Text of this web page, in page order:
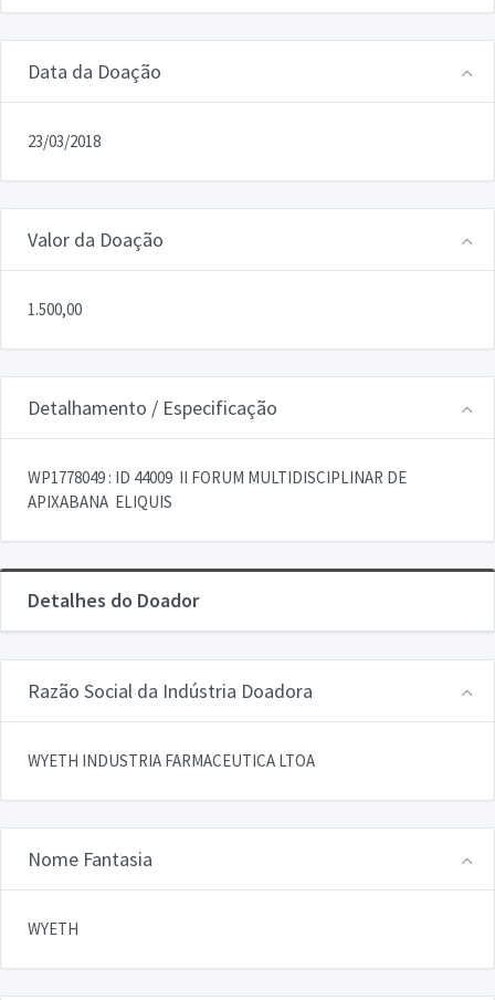
Data da Doação
23/03/2018
Valor da Doação
1.500,00
Detalhamento / Especificação
WP1778049 : ID 44009  II FORUM MULTIDISCIPLINAR DE
APIXABANA  ELIQUIS
Detalhes do Doador
Razão Social da Indústria Doadora
WYETH INDUSTRIA FARMACEUTICA LTOA
Nome Fantasia
WYETH